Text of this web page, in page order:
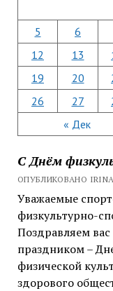
« Дек
5
6
12
13
19
20
26
27
С Днём
ОПУБЛИКОВАНО IRINA
Уважаемые
физкультурно-
Поздравляем
праздником –
физической
здорового